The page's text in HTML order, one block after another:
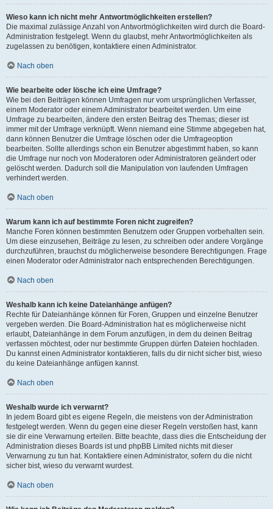
Wieso kann ich nicht mehr Antwortmöglichkeiten erstellen?
Die maximal zulässige Anzahl von Antwortmöglichkeiten wird durch die Board-
Administration festgelegt. Wenn du glaubst, mehr Antwortmöglichkeiten als
zugelassen zu benötigen, kontaktiere einen Administrator.
Nach oben
Wie bearbeite oder lösche ich eine Umfrage?
Wie bei den Beiträgen können Umfragen nur vom ursprünglichen Verfasser,
einem Moderator oder einem Administrator bearbeitet werden. Um eine
Umfrage zu bearbeiten, ändere den ersten Beitrag des Themas; dieser ist
immer mit der Umfrage verknüpft. Wenn niemand eine Stimme abgegeben hat,
dann können Benutzer die Umfrage löschen oder die Umfrageoption
bearbeiten. Sollte allerdings schon ein Benutzer abgestimmt haben, so kann
die Umfrage nur noch von Moderatoren oder Administratoren geändert oder
gelöscht werden. Dadurch soll die Manipulation von laufenden Umfragen
verhindert werden.
Nach oben
Warum kann ich auf bestimmte Foren nicht zugreifen?
Manche Foren können bestimmten Benutzern oder Gruppen vorbehalten sein.
Um diese einzusehen, Beiträge zu lesen, zu schreiben oder andere Vorgänge
durchzuführen, brauchst du möglicherweise besondere Berechtigungen. Frage
einen Moderator oder Administrator nach entsprechenden Berechtigungen.
Nach oben
Weshalb kann ich keine Dateianhänge anfügen?
Rechte für Dateianhänge können für Foren, Gruppen und einzelne Benutzer
vergeben werden. Die Board-Administration hat es möglicherweise nicht
erlaubt, Dateianhänge in dem Forum anzufügen, in dem du deinen Beitrag
verfassen möchtest, oder nur bestimmte Gruppen dürfen Dateien hochladen.
Du kannst einen Administrator kontaktieren, falls du dir nicht sicher bist, wieso
du keine Dateianhänge anfügen kannst.
Nach oben
Weshalb wurde ich verwarnt?
In jedem Board gibt es eigene Regeln, die meistens von der Administration
festgelegt werden. Wenn du gegen eine dieser Regeln verstoßen hast, kann
sie dir eine Verwarnung erteilen. Bitte beachte, dass dies die Entscheidung der
Administration dieses Boards ist und phpBB Limited nichts mit dieser
Verwarnung zu tun hat. Kontaktiere einen Administrator, sofern du die nicht
sicher bist, wieso du verwarnt wurdest.
Nach oben